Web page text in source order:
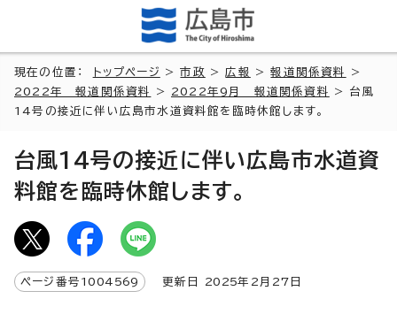
現在の位置： トップページ >市政 >広報 >報道関係資料
>
2022年 報道関係資料
> 2022年9月 報道関係資料
> 台風
14号の接近に伴い広島市水道資料館を臨時休館します。
台風14号の接近に伴い広島市水道資
料館を臨時休館します。
ページ番号 1004569 更新日 2025年2月 27 日